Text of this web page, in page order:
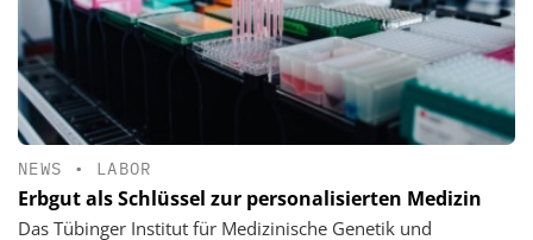
NEWS • LABOR
Erbgut als Schlüssel zur personalisierten Medizin
Das Tübinger Institut für Medizinische Genetik und